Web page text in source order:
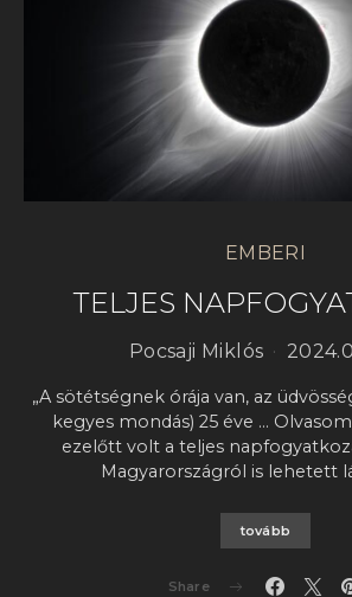
EMBERI
TELJES
Pocsaji Miklós
„A sötétségnek órája van, az
kegyes mondás) 25 éve …
ezelőtt volt a teljes
Magyarországról is lehetett
tovább
Share